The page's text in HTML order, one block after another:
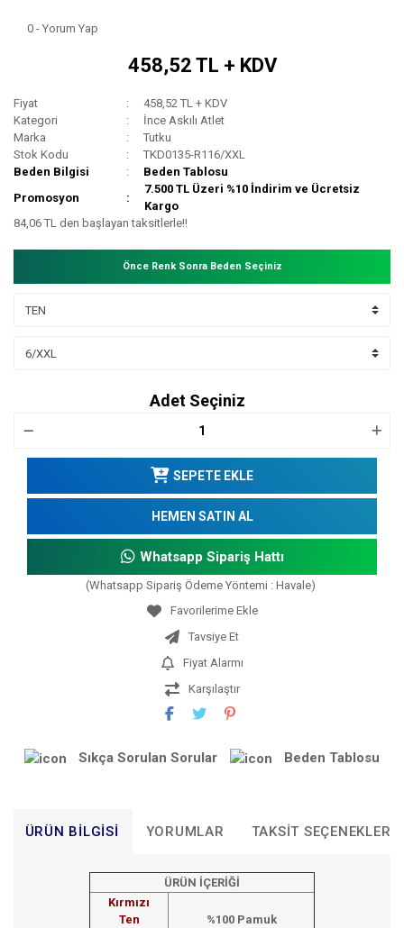
0 - Yorum Yap
458,52 TL + KDV
Fiyat
458,52 TL + KDV
Kategori
İnce Askılı Atlet
Marka
Tutku
Stok Kodu
TKD0135-R116/XXL
Beden Bilgisi
Beden Tablosu
Promosyon
7.500 TL Üzeri %10 İndirim ve Ücretsiz
Kargo
84,06 TL den başlayan taksitlerle!!
Önce Renk Sonra Beden Seçiniz
Adet Seçiniz
SEPETE EKLE
HEMEN SATIN AL
Whatsapp Sipariş Hattı
(Whatsapp Sipariş Ödeme Yöntemi : Havale)
Tavsiye Et
Fiyat Alarmı
Karşılaştır
Sıkça Sorulan Sorular Beden Tablosu
ÜRÜN BILGISI YORUMLAR TAKSIT SEÇENEKLERI
ÜRÜN İÇERİĞİ
Kırmızı
Ten
%100 Pamuk